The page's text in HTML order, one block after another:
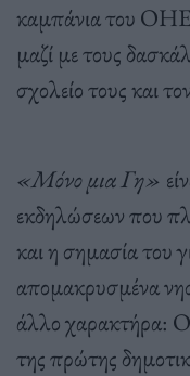
καμπάνια του
μαζί με τους
σχολείο τους και
«Μόνο μια Γη»
εκδηλώσεων που
και η σημασία του
απομακρυσμένα
άλλο χαρακτήρα:
της πρώτης